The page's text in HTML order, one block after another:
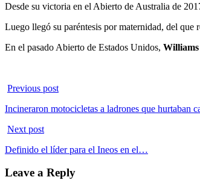
Desde su victoria en el Abierto de Australia de
Luego llegó su paréntesis por maternidad, del que
En el pasado Abierto de Estados Unidos, Williams
Previous post
Incineraron motocicletas a ladrones que hurtaban
Next post
Definido el líder para el Ineos en el…
Leave a Reply